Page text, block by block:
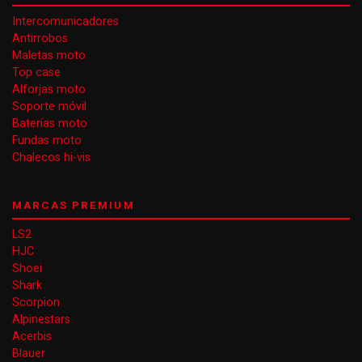
Intercomunicadores
Antirrobos
Maletas moto
Top case
Alforjas moto
Soporte móvil
Baterías moto
Fundas moto
Chalecos hi-vis
MARCAS PREMIUM
LS2
HJC
Shoei
Shark
Scorpion
Alpinestars
Acerbis
Blauer